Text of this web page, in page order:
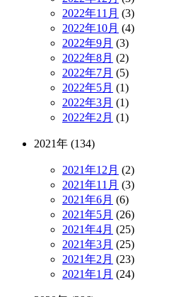
2022年11月 (3)
2022年10月 (4)
2022年9月 (3)
2022年8月 (2)
2022年7月 (5)
2022年5月 (1)
2022年3月 (1)
2022年2月 (1)
2021年 (134)
2021年12月 (2)
2021年11月 (3)
2021年6月 (6)
2021年5月 (26)
2021年4月 (25)
2021年3月 (25)
2021年2月 (23)
2021年1月 (24)